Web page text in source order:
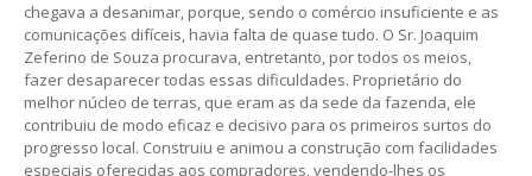
chegava a desanimar, porque, sendo o comércio insuficiente e as
comunicações difíceis, havia falta de quase tudo. O Sr. Joaquim
Zeferino de Souza procurava, entretanto, por todos os meios,
fazer desaparecer todas essas dificuldades. Proprietário do
melhor núcleo de terras, que eram as da sede da fazenda, ele
contribuiu de modo eficaz e decisivo para os primeiros surtos do
progresso local. Construiu e animou a construção com facilidades
especiais oferecidas aos compradores, vendendo-lhes os